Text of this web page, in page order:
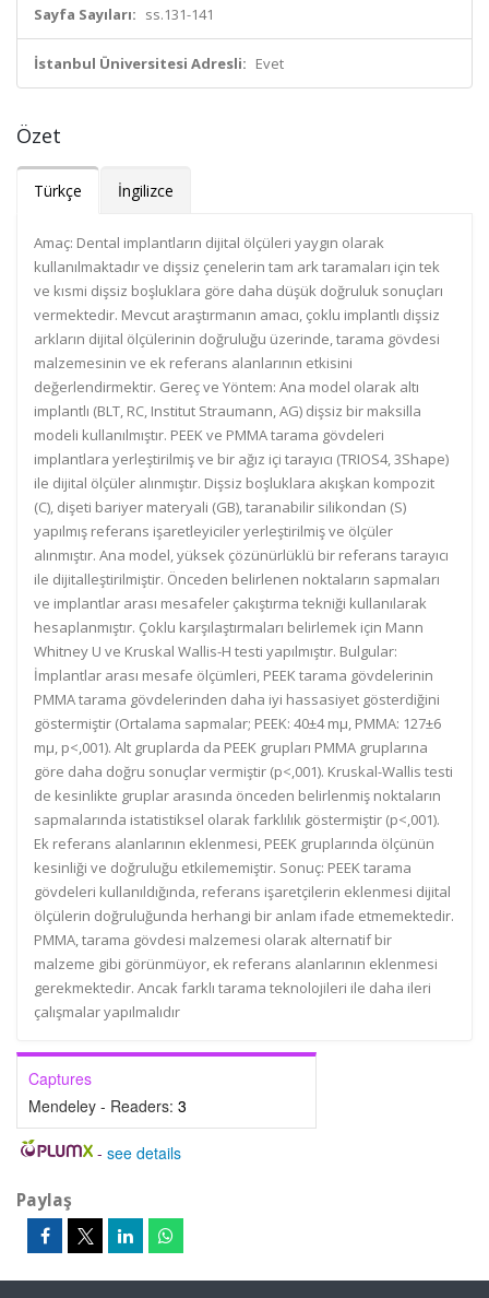
Sayfa Sayıları: ss.131-141
İstanbul Üniversitesi Adresli: Evet
Özet
Türkçe İngilizce
Amaç: Dental implantların dijital ölçüleri yaygın olarak
kullanılmaktadır ve dişsiz çenelerin tam ark taramaları için tek
ve kısmi dişsiz boşluklara göre daha düşük doğruluk sonuçları
vermektedir. Mevcut araştırmanın amacı, çoklu implantlı dişsiz
arkların dijital ölçülerinin doğruluğu üzerinde, tarama gövdesi
malzemesinin ve ek referans alanlarının etkisini
değerlendirmektir. Gereç ve Yöntem: Ana model olarak altı
implantlı (BLT, RC, Institut Straumann, AG) dişsiz bir maksilla
modeli kullanılmıştır. PEEK ve PMMA tarama gövdeleri
implantlara yerleştirilmiş ve bir ağız içi tarayıcı (TRIOS4, 3Shape)
ile dijital ölçüler alınmıştır. Dişsiz boşluklara akışkan kompozit
(C), dişeti bariyer materyali (GB), taranabilir silikondan (S)
yapılmış referans işaretleyiciler yerleştirilmiş ve ölçüler
alınmıştır. Ana model, yüksek çözünürlüklü bir referans tarayıcı
ile dijitalleştirilmiştir. Önceden belirlenen noktaların sapmaları
ve implantlar arası mesafeler çakıştırma tekniği kullanılarak
hesaplanmıştır. Çoklu karşılaştırmaları belirlemek için Mann
Whitney U ve Kruskal Wallis-H testi yapılmıştır. Bulgular:
İmplantlar arası mesafe ölçümleri, PEEK tarama gövdelerinin
PMMA tarama gövdelerinden daha iyi hassasiyet gösterdiğini
göstermiştir (Ortalama sapmalar; PEEK: 40±4 mµ, PMMA: 127±6
mµ, p<,001). Alt gruplarda da PEEK grupları PMMA gruplarına
göre daha doğru sonuçlar vermiştir (p<,001). Kruskal-Wallis testi
de kesinlikte gruplar arasında önceden belirlenmiş noktaların
sapmalarında istatistiksel olarak farklılık göstermiştir (p<,001).
Ek referans alanlarının eklenmesi, PEEK gruplarında ölçünün
kesinliği ve doğruluğu etkilememiştir. Sonuç: PEEK tarama
gövdeleri kullanıldığında, referans işaretçilerin eklenmesi dijital
ölçülerin doğruluğunda herhangi bir anlam ifade etmemektedir.
PMMA, tarama gövdesi malzemesi olarak alternatif bir
malzeme gibi görünmüyor, ek referans alanlarının eklenmesi
gerekmektedir. Ancak farklı tarama teknolojileri ile daha ileri
çalışmalar yapılmalıdır
Captures
Mendeley - Readers: 3
- see details
Paylaş